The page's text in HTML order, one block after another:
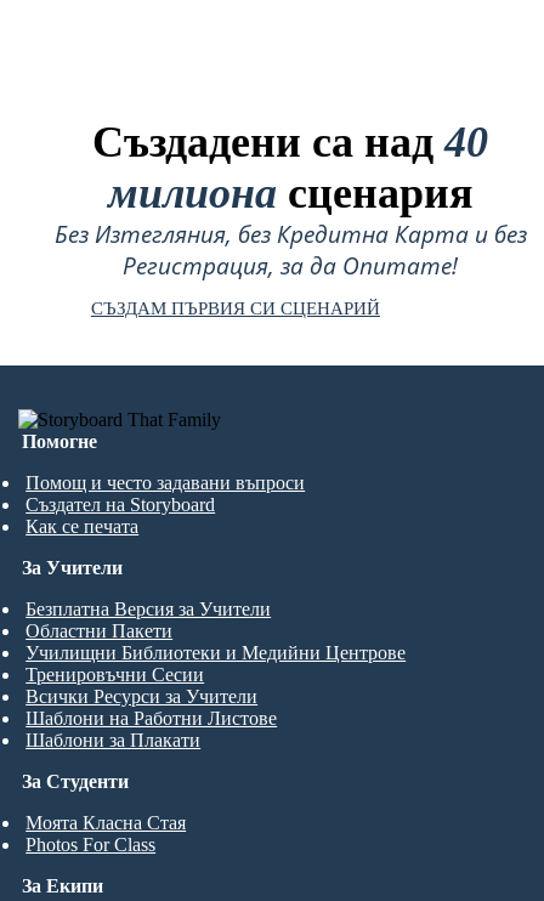
Създадени са над40
милиона сценария
Без Изтегляния, без Кредитна Карта и без
Регистрация, за да Опитате!
СЪЗДАМ ПЪРВИЯ СИ СЦЕНАРИЙ
Помогне
Помощ и често задавани въпроси
Създател на Storyboard
Как се печата
За Студенти
Моята Класна Стая
Photos For Class
За Учители
Безплатна Версия за Учители
Областни Пакети
Училищни Библиотеки и Медийни Центрове
Тренировъчни Сесии
Всички Ресурси за Учители
Шаблони на Работни Листове
Шаблони за Плакати
За Екипи